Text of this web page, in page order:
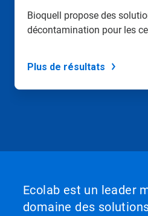
Bioquell propose des
décontamination pour les
Plus de résultats
Ecolab est un leader
domaine des